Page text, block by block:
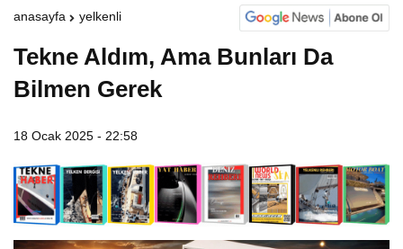
anasayfa yelkenli
Tekne Aldım, Ama Bunları Da
Bilmen Gerek
18 Ocak 2025 - 22:58